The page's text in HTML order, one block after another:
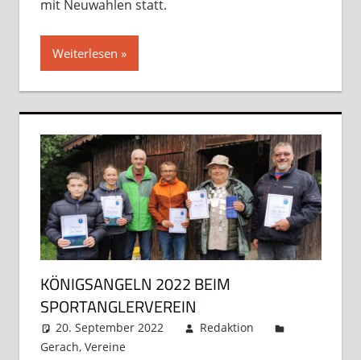
mit Neuwahlen statt.
Weiterlesen
KÖNIGSANGELN 2022 BEIM
SPORTANGLERVEREIN
20. September 2022
Redaktion
Gerach, Vereine